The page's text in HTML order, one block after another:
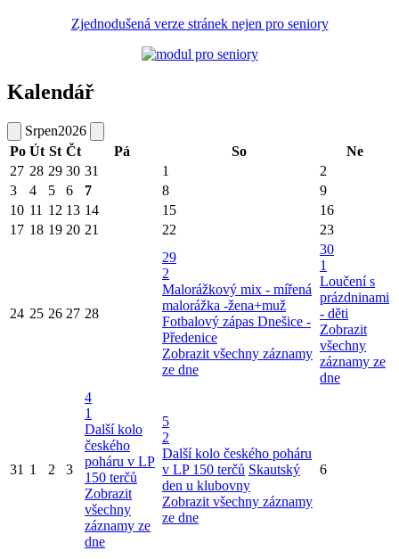
Zjednodušená verze stránek nejen pro seniory
Kalendář
Srpen2026
Po Út St Čt Pá So
Ne
27 28 29 30 31 1
2
3
4 5 6 7 8
9
10 11 12 13 14 15
16
17 18 19 20 21 22 23
24 25 26 27 28
29
2
Malorážkový mix - mířená
malorážka -žena+muž
Fotbalový zápas Dnešice -
Předenice
Zobrazit všechny záznamy
ze dne
30
1
Loučení s
prázdninami
- děti
Zobrazit
všechny
záznamy ze
dne
31 1 2 3
4
1
Další kolo
českého
poháru v LP
150 terčů
Zobrazit
všechny
záznamy ze
dne
5
2
Další kolo českého poháru
v LP 150 terčů Skautský
den u klubovny
Zobrazit všechny záznamy
ze dne
6